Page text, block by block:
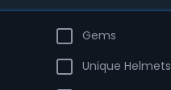
Gems
Unique Helmets